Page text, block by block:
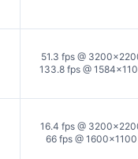
51.3 fps @
133.8 fps @
16.4 fps @
66 fps @ 1600×1100